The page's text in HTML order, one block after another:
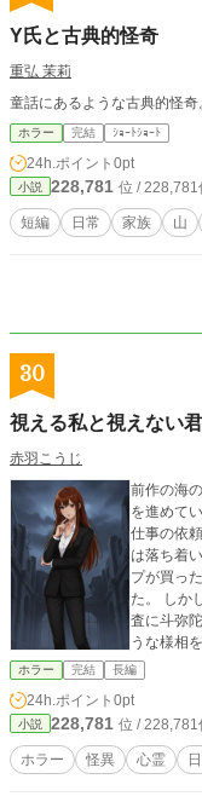
Y氏と古典的怪奇
重弘 茉莉
童話にあるような古典的怪奇
ホラー 完結 ｼｮｰﾄｼｮｰﾄ
24h.ポイント 0pt
小説 228,781 位 / 228,781
短編 日常 家族 山
30
視える私と視えない
赤羽こうじ
前作の海
を進めて
仕事の依
は落ち着
プが買っ
た。 しかし｢俺達も同行させてもらうから｣そう言って叶の調
査に斗弥
うな様相を呈してくる。
に頭を抱
剥く。 一方、恋人である叶から連絡が途絶えた幸太はいても
立っても
こで幸太
なる。 やがて叶や幸太達は斗弥陀家で渦巻く不可解な事件へ
と巻き込まれていく。 前作
ホラー 完結 長編
24h.ポイント 0pt
小説 228,781 位 / 228,781
ホラー 怪異 心霊